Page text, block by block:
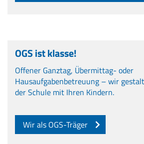
OGS ist klasse!
Offener Ganztag, Übermittag- oder
Hausaufgabenbetreuung – wir
der Schule mit Ihren Kindern.
Wir als OGS-Träger